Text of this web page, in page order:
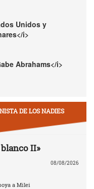
Unidos y
i>
Abrahams</i>
DE LOS NADIES
II»
08/08/2026
a Milei